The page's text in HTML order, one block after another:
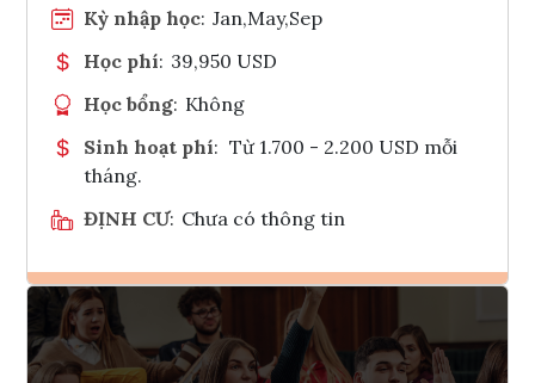
Kỳ nhập học: Jan,May,Sep
Học phí: 39,950 USD
Học bổng: Không
Sinh hoạt phí: Từ 1.700 - 2.200 USD mỗi
tháng.
ĐỊNH CƯ: Chưa có thông tin
Ghi danh